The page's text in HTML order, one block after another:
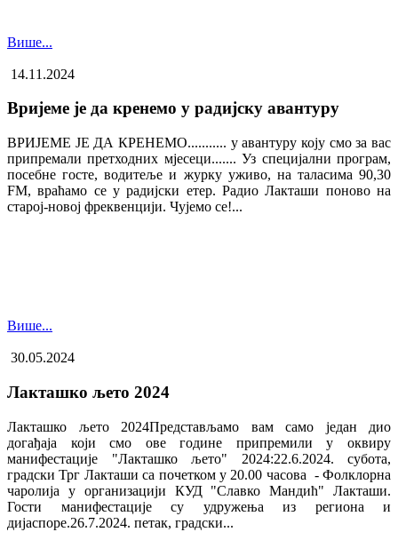
Више...
14.11.2024
Вријеме је да кренемо у радијску авантуру
ВРИЈЕМЕ ЈЕ ДА КРЕНЕМО........... у авантуру коју смо за вас
припремали претходних мјесеци....... Уз специјални програм,
посебне госте, водитеље и журку уживо, на таласима 90,30
FM, враћамо се у радијски етер. Радио Лакташи поново на
старој-новој фреквенцији. Чујемо се!...
Више...
30.05.2024
Лакташко љето 2024
Лакташко љето 2024Представљамо вам само један дио
догађаја који смо ове године припремили у оквиру
манифестације "Лакташко љето" 2024:22.6.2024. субота,
градски Трг Лакташи са почетком у 20.00 часова - Фолклорна
чаролија у организацији КУД "Славко Мандић" Лакташи.
Гости манифестације су удружења из региона и
дијаспоре.26.7.2024. петак, градски...